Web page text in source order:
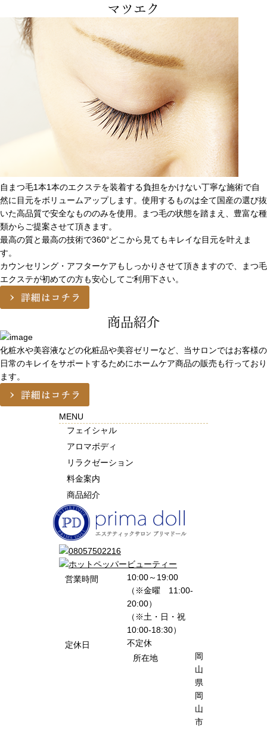
マツエク
自まつ毛1本1本のエクステを装着する負担をかけない丁寧な施術で自
然に目元をボリュームアップします。使用するものは全て国産の選び抜
いた高品質で安全なもののみを使用。まつ毛の状態を踏まえ、豊富な種
類からご提案させて頂きます。
最高の質と最高の技術で360°どこから見てもキレイな目元を叶えま
す。
カウンセリング・アフターケアもしっかりさせて頂きますので、まつ毛
エクステが初めての方も安心してご利用下さい。
商品紹介
化粧水や美容液などの化粧品や美容ゼリーなど、当サロンではお客様の
日常のキレイをサポートするためにホームケア商品の販売も行っており
ます。
MENU
フェイシャル
アロマボディ
リラクゼーション
料金案内
商品紹介
営業時間
10:00～19:00
（※金曜 11:00-
20:00）
（※土・日・祝
10:00-18:30）
定休日
不定休
所在地
岡
山
県
岡
山
市